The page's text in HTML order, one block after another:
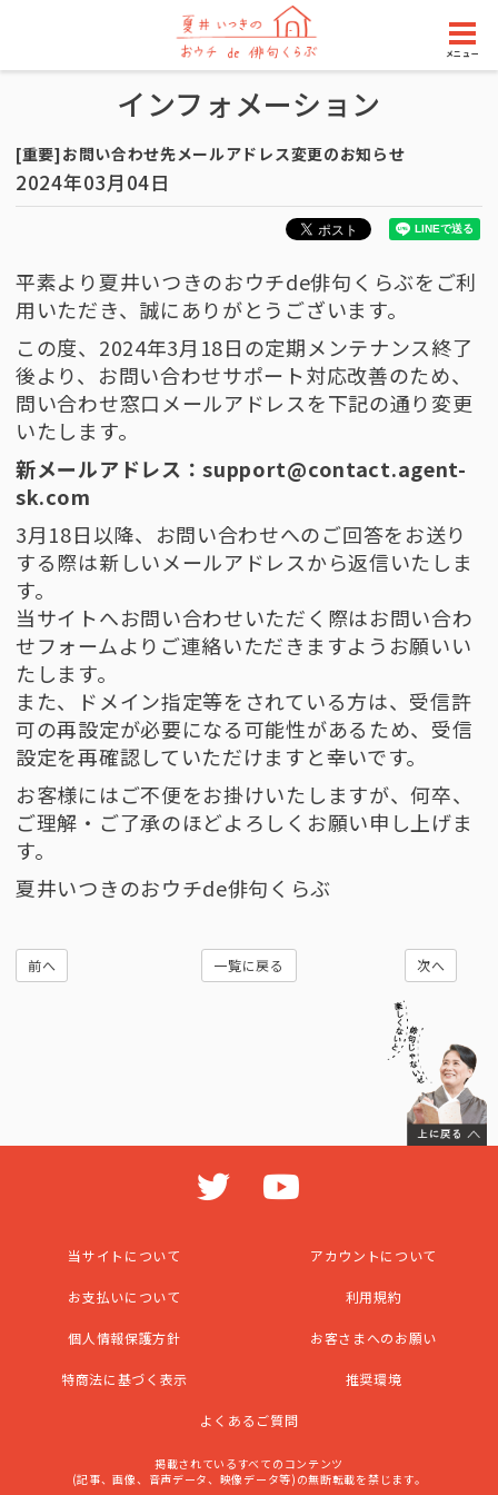
メニュー
インフォメーション
[重要]お問い合わせ先メールアドレス変更のお知らせ
2024年03月04日
平素より夏井いつきのおウチde俳句くらぶをご利
用いただき、誠にありがとうございます。
この度、2024年3月18日の定期メンテナンス終了
後より、お問い合わせサポート対応改善のため、
問い合わせ窓口メールアドレスを下記の通り変更
いたします。
新メールアドレス：support@contact.agent-
sk.com
3月18日以降、お問い合わせへのご回答をお送り
する際は新しいメールアドレスから返信いたしま
す。
当サイトへお問い合わせいただく際はお問い合わ
せフォームよりご連絡いただきますようお願いい
たします。
また、ドメイン指定等をされている方は、受信許
可の再設定が必要になる可能性があるため、受信
設定を再確認していただけますと幸いです。
お客様にはご不便をお掛けいたしますが、何卒、
ご理解・ご了承のほどよろしくお願い申し上げま
す。
夏井いつきのおウチde俳句くらぶ
前へ 一覧に戻る 次へ
当サイトについて アカウントについて
お支払いについて 利用規約
個人情報保護方針 お客さまへのお願い
特商法に基づく表示 推奨環境
よくあるご質問
掲載されているすべてのコンテンツ
(記事、画像、音声データ、映像データ等)の無断転載を禁じます。